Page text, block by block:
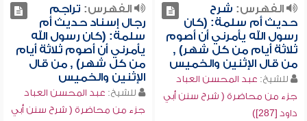
الفهرس: شرح
حديث أم سلمة: (كان
رسول الله يأمرني أن أصوم
ثلاثة أيام من كل شهر) ,
من قال الإثنين والخميس
للشيخ: عبد المحسن العباد
جزء من محاضرة ( شرح سنن أبي
داود [287])
الفهرس: تراجم
رجال إسناد حديث أم
سلمة: (كان رسول الله
يأمرني أن أصوم ثلاثة أيام
من كل شهر) , من قال
الإثنين والخميس
للشيخ: عبد المحسن العباد
جزء من محاضرة ( شرح سنن أبي